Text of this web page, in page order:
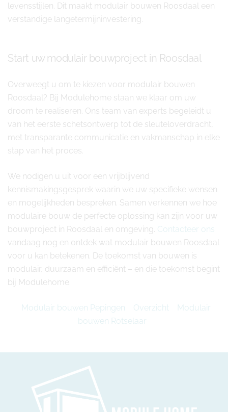
levensstijlen. Dit maakt modulair bouwen Roosdaal een
verstandige langetermijninvestering.
Start uw modulair bouwproject in Roosdaal
Overweegt u om te kiezen voor modulair bouwen
Roosdaal? Bij Modulehome staan we klaar om uw
droom te realiseren. Ons team van experts begeleidt u
van het eerste schetsontwerp tot de sleuteloverdracht,
met transparante communicatie en vakmanschap in elke
stap van het proces.
We nodigen u uit voor een vrijblijvend
kennismakingsgesprek waarin we uw specifieke wensen
en mogelijkheden bespreken. Samen verkennen we hoe
modulaire bouw de perfecte oplossing kan zijn voor uw
bouwproject in Roosdaal en omgeving. Contacteer ons
vandaag nog en ontdek wat modulair bouwen Roosdaal
voor u kan betekenen. De toekomst van bouwen is
modulair, duurzaam en efficiënt – en die toekomst begint
bij Modulehome.
Modulair bouwen Pepingen Overzicht
Modulair
bouwen Rotselaar